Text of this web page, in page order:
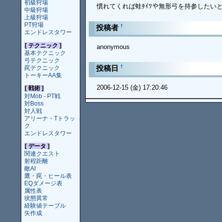
初級狩場
中級狩場
上級狩場
PT狩場
エンドレスタワー
[ テクニック ]
基本テクニック
弓テクニック
罠テクニック
トーキーAA集
[ 戦術 ]
対Mob - PT戦
対Boss
対人戦
アリーナ・Tトラッ
ク
エンドレスタワー
[ データ ]
関連クエスト
射程距離
敵AI
鷹・罠・ヒール表
EQダメージ表
属性表
状態異常
経験値テーブル
矢作成
慣れてくれば蛙ﾀｲﾂや無形弓を持参したい
投稿者 †
anonymous
投稿日 †
2006-12-15 (金) 17:20:46